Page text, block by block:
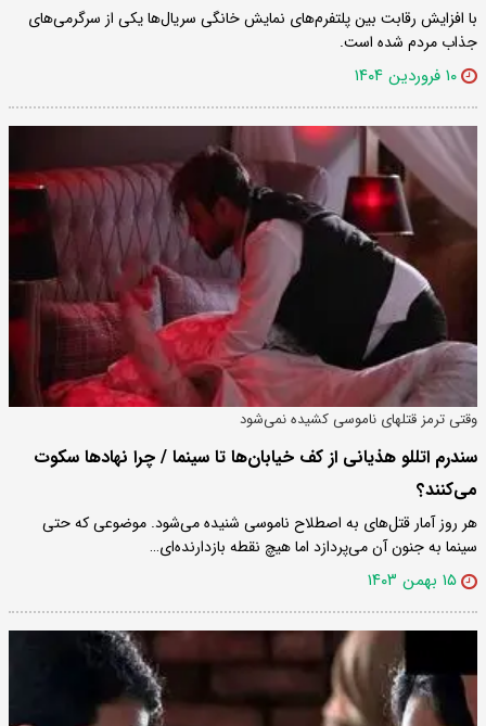
با افزایش رقابت بین پلتفرم‌های نمایش خانگی سریال‌ها یکی از سرگرمی‌های
جذاب مردم شده است.
۱۰ فروردین ۱۴۰۴
وقتی ترمز قتلهای ناموسی کشیده نمی‌شود
سندرم اتللو هذیانی از کف خیابان‌ها تا سینما / چرا نهادها سکوت
می‌کنند؟
هر روز آمار قتل‌های به اصطلاح ناموسی شنیده می‌شود. موضوعی که حتی
سینما به جنون آن می‌پردازد اما هیچ نقطه بازدارنده‌ای…
۱۵ بهمن ۱۴۰۳